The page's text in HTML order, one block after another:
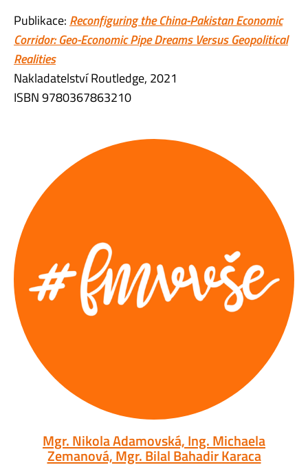
Publikace: Reconfiguring the China-Pakistan Economic
Corridor: Geo-Economic Pipe Dreams Versus Geopolitical
Realities
Nakladatelství Routledge, 2021
ISBN 9780367863210
Mgr. Nikola Adamovská, Ing. Michaela
Zemanová, Mgr. Bilal Bahadir Karaca